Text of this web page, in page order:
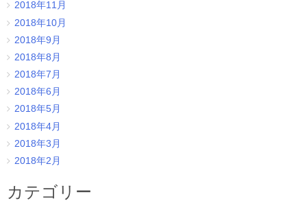
2018年11月
2018年10月
2018年9月
2018年8月
2018年7月
2018年6月
2018年5月
2018年4月
2018年3月
2018年2月
カテゴリー